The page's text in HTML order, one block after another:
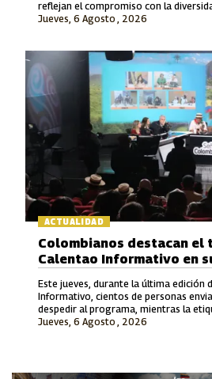
Jueves, 6 Agosto , 2026
reflejan el compromiso con la
rigurosidad periodística, el fomento a
ACTUALIDAD
Jueves, 6 Agosto , 2026
Colombianos destacan el
Calentao Informativo en
Este jueves, durante la última edición
Informativo, cientos de personas
despedir al programa, mientras la
#ElCalentaoInformativo se convirtió